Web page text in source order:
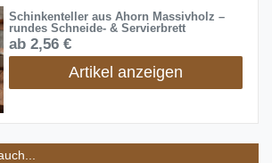
Schinkenteller aus Ahorn Massivholz –
rundes Schneide- & Servierbrett
ab 2,56 €
Artikel anzeigen